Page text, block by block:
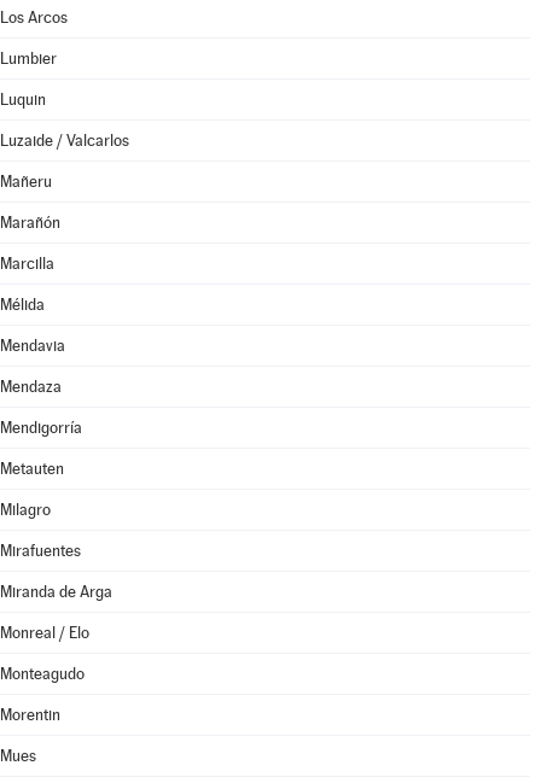
Los Arcos
Lumbier
Luquin
Luzaide / Valcarlos
Mañeru
Marañón
Marcilla
Mélida
Mendavia
Mendaza
Mendigorría
Metauten
Milagro
Mirafuentes
Miranda de Arga
Monreal / Elo
Monteagudo
Morentin
Mues